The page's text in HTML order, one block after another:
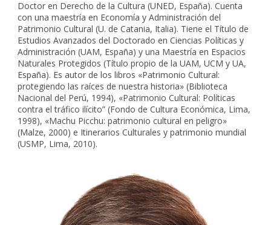
Doctor en Derecho de la Cultura (UNED, España). Cuenta
con una maestría en Economía y Administración del
Patrimonio Cultural (U. de Catania, Italia). Tiene el Título de
Estudios Avanzados del Doctorado en Ciencias Políticas y
Administración (UAM, España) y una Maestría en Espacios
Naturales Protegidos (Título propio de la UAM, UCM y UA,
España). Es autor de los libros «Patrimonio Cultural:
protegiendo las raíces de nuestra historia» (Biblioteca
Nacional del Perú, 1994), «Patrimonio Cultural: Políticas
contra el tráfico ilícito” (Fondo de Cultura Económica, Lima,
1998), «Machu Picchu: patrimonio cultural en peligro»
(Malze, 2000) e Itinerarios Culturales y patrimonio mundial
(USMP, Lima, 2010).